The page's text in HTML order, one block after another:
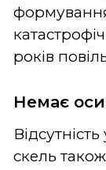
років
Немає
скель